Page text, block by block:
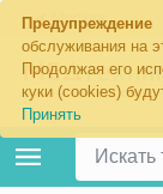
Предупреждение
обслуживания на
Продолжая его
куки (cookies)
Принять
Москва